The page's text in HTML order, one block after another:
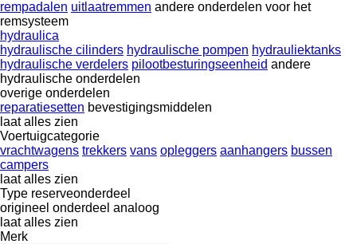
rempadalen uitlaatremmen andere onderdelen voor het
remsysteem
hydraulica
hydraulische cilinders hydraulische pompen hydrauliektanks
hydraulische verdelers pilootbesturingseenheid andere
hydraulische onderdelen
overige onderdelen
reparatiesetten bevestigingsmiddelen
laat alles zien
Voertuigcategorie
vrachtwagens trekkers vans opleggers aanhangers bussen
campers
laat alles zien
Type reserveonderdeel
origineel onderdeel analoog
laat alles zien
Merk